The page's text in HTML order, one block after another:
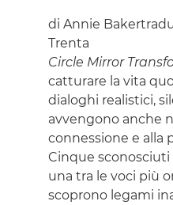
di Annie
Trenta
Circle Mirror
catturare la vita
dialoghi realistici,
avvengono anche
connessione e alla
Cinque sconosciuti
una tra le voci più
scoprono legami